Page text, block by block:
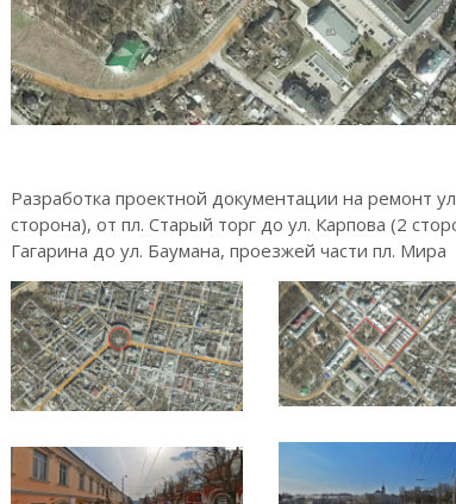
Разработка проектной документации на ремонт
сторона), от пл. Старый торг до ул. Карпова (2
Гагарина до ул. Баумана, проезжей части пл. Мира